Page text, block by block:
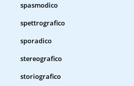
spasmodico
spettrografico
sporadico
stereografico
storiografico